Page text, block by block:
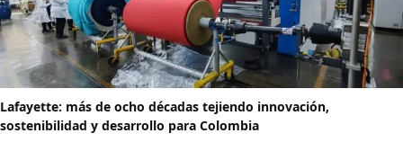
Lafayette: más de ocho décadas tejiendo innovación,
sostenibilidad y desarrollo para Colombia